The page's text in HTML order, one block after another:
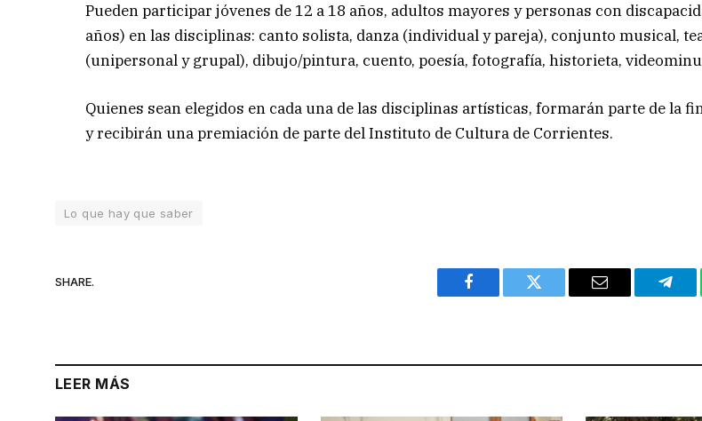
Pueden participar jóvenes de 12 a 18 años, adultos mayores y personas con
años) en las disciplinas: canto solista, danza (individual y pareja), conjunto musical,
(unipersonal y grupal), dibujo/pintura, cuento, poesía, fotografía, historieta,
Quienes sean elegidos en cada una de las disciplinas artísticas, formarán parte de la
y recibirán una premiación de parte del Instituto de Cultura de Corrientes.
Lo que hay que saber
SHARE.
Facebook Twitter Email
LEER MÁS